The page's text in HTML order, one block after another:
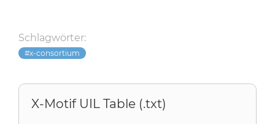
Schlagwörter:
x-consortium
X-Motif UIL Table (.txt)